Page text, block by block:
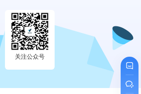
关注公众号